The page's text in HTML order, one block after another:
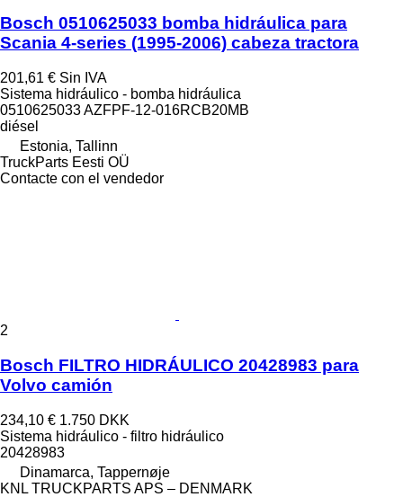
Bosch 0510625033 bomba hidráulica para
Scania 4-series (1995-2006) cabeza tractora
201,61 € Sin IVA
Sistema hidráulico - bomba hidráulica
0510625033 AZFPF-12-016RCB20MB
diésel
Estonia, Tallinn
TruckParts Eesti OÜ
Contacte con el vendedor
2
Bosch FILTRO HIDRÁULICO 20428983 para
Volvo camión
234,10 € 1.750 DKK
Sistema hidráulico - filtro hidráulico
20428983
Dinamarca, Tappernøje
KNL TRUCKPARTS APS – DENMARK